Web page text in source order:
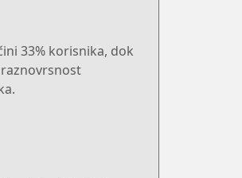
33% korisnika, dok
raznovrsnost